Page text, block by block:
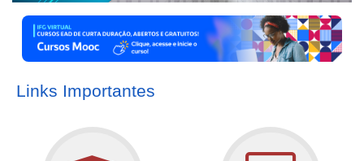
Links Importantes